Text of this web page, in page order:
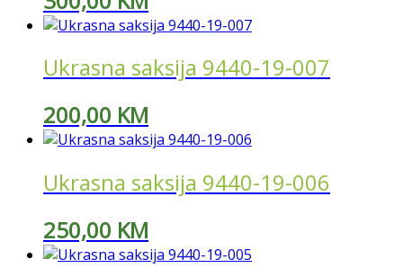
Ukrasna saksija 9440-19-007
200,00 KM
Ukrasna saksija 9440-19-006
250,00 KM